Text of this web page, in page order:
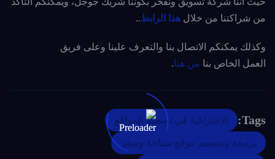
من شراكتنا من خلال هذا الرابط..
وكذلك يمكنكم الاتصال بنا والتعرف علينا وعلى فريق
العمل الخاص بنا من هنا.
Tags: الاحترافية في تصميم المواقع
برمجة وتصميم موقع سياحة وسفر